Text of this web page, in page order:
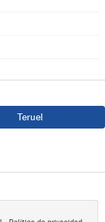
Teruel